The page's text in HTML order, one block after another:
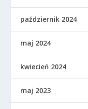
październik 2024
maj 2024
kwiecień 2024
maj 2023